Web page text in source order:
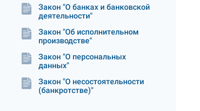
Закон "О банках и банковской
деятельности"
Закон "Об исполнительном
производстве"
Закон "О персональных
данных"
Закон "О несостоятельности
(банкротстве)"